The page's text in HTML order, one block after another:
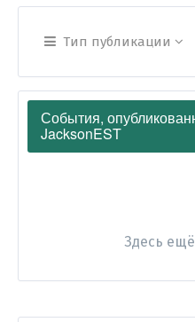
Тип публикации
События,
JacksonEST
Здесь